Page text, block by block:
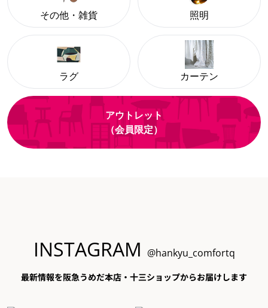
その他・雑貨 照明
ラグ カーテン
アウトレット
（会員限定）
INSTAGRAM @hankyu_comfortq
最新情報を阪急うめだ本店・十三ショップからお届けします